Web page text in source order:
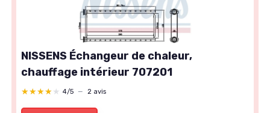
NISSENS Échangeur de chaleur,
chauffage intérieur 707201
★★★★★
★★★★★ 4/5 — 2 avis